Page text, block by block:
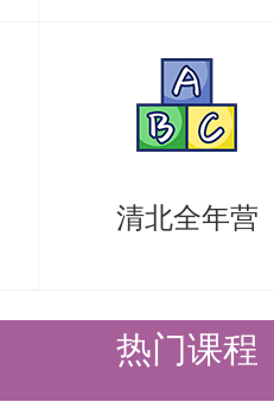
先跳过去，把握
生能吃透参考书
型。
清北全年营
热门课程